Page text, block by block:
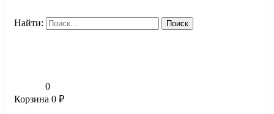
Найти:
0
Корзина 0 ₽